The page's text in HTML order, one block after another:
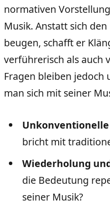
normativen
Musik. Anstatt sich
beugen, schafft er
verführerisch als auch
Fragen bleiben
man sich mit seiner
bricht mit
Wiederholung
die Bedeutung
seiner Musik?